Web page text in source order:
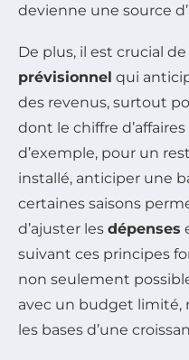
devienne une source
De plus, il est crucial
prévisionnel qui
des revenus, surtout
dont le chiffre
d’exemple, pour un
installé, anticiper une
certaines saisons
d’ajuster les dépenses
suivant ces principes
non seulement
avec un budget limité,
les bases d’une